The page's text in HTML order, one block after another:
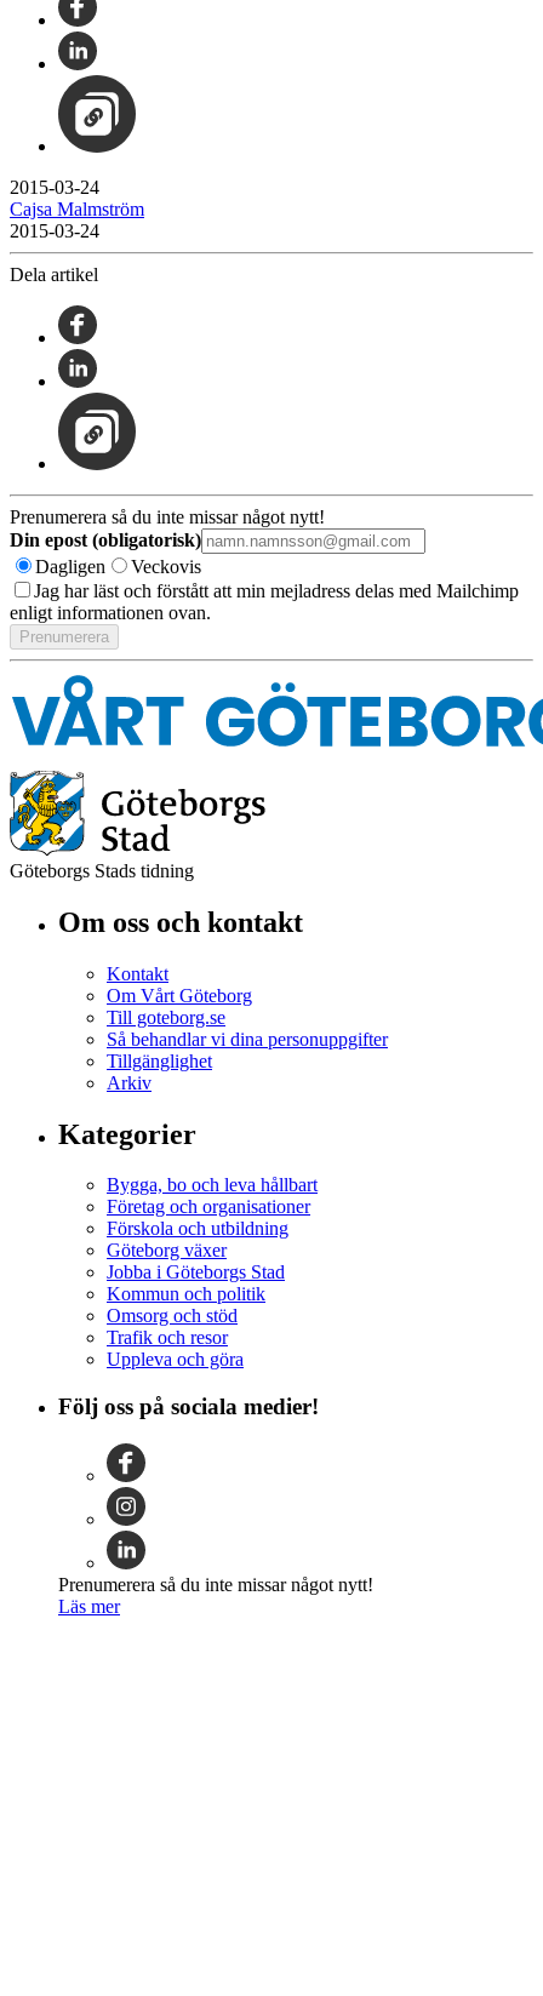
2015-03-24
Cajsa Malmström
2015-03-24
Dela artikel
Prenumerera så du inte missar något nytt!
Din epost (obligatorisk)
Dagligen
Veckovis
Jag har läst och förstått att min mejladress delas med Mailchimp
enligt informationen ovan.
Göteborgs Stads tidning
Om oss och kontakt
Kontakt
Om Vårt Göteborg
Till goteborg.se
Så behandlar vi dina personuppgifter
Tillgänglighet
Arkiv
Kategorier
Bygga, bo och leva hållbart
Företag och organisationer
Förskola och utbildning
Göteborg växer
Jobba i Göteborgs Stad
Kommun och politik
Omsorg och stöd
Trafik och resor
Uppleva och göra
Följ oss på sociala medier!
Prenumerera så du inte missar något nytt!
Läs mer